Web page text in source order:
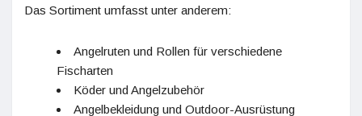
Das Sortiment umfasst unter anderem:
Angelruten und Rollen für verschiedene
Fischarten
Köder und Angelzubehör
Angelbekleidung und Outdoor-Ausrüstung